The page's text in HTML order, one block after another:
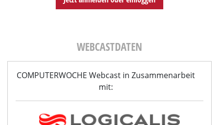
WEBCASTDATEN
COMPUTERWOCHE Webcast in Zusammenarbeit
mit: